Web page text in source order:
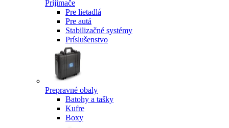
Prijímače
Pre lietadlá
Pre autá
Stabilizačné systémy
Príslušenstvo
Prepravné obaly
Batohy a tašky
Kufre
Boxy